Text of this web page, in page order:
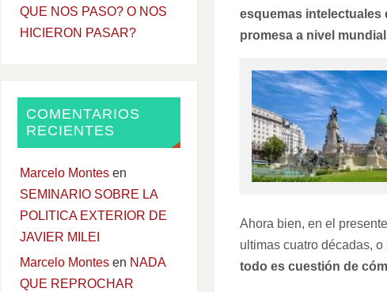
esquemas intelectuales
promesa a nivel
Ahora bien, en el
ultimas cuatro décadas,
todo es cuestión de
QUE NOS PASO? O NOS
HICIERON PASAR?
COMENTARIOS
RECIENTES
Marcelo Montesen
SEMINARIO SOBRE LA
POLITICA EXTERIOR DE
JAVIER MILEI
Marcelo Montesen NADA
QUE REPROCHAR